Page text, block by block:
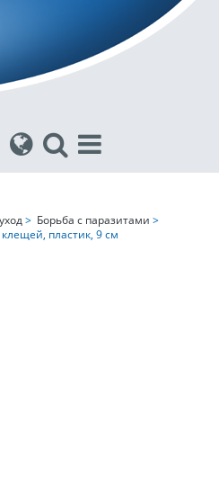
> Борьба с паразитами >
пластик, 9 см